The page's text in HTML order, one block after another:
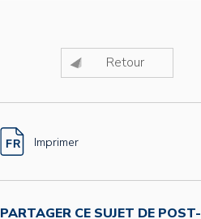
Retour
Imprimer
PARTAGER CE SUJET DE POST-